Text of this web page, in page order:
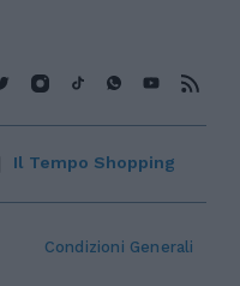
Condizioni Generali
Il Tempo Shopping